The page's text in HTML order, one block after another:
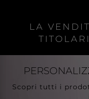
LA
Scopri tutti i